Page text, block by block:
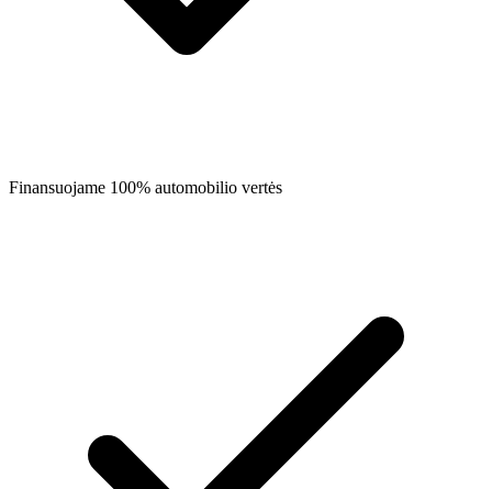
Finansuojame 100% automobilio vertės